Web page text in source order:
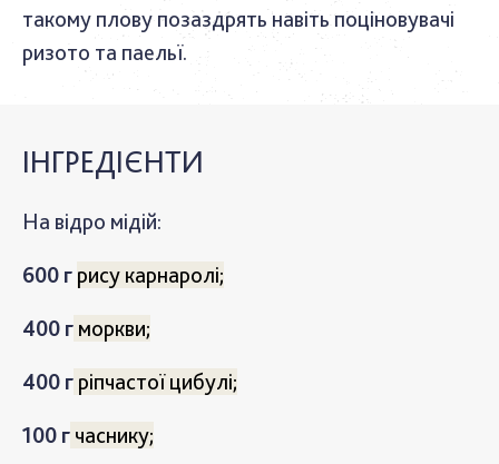
такому плову позаздрять навіть поціновувачі
ризото та паельї.
ІНГРЕДІЄНТИ
На відро мідій:
600 г рису карнаролі;
400 г моркви;
400 г ріпчастої цибулі;
100 г часнику;